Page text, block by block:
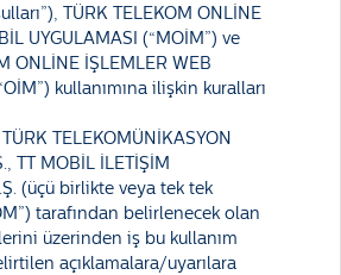
TÜRK TELEKOM ONLİNE
UYGULAMASI (“MOİM”) ve
ONLİNE İŞLEMLER WEB
kullanımına ilişkin kuralları
TELEKOMÜNİKASYON
TT MOBİL İLETİŞİM
(üçü birlikte veya tek tek
tarafından belirlenecek olan
üzerinden iş bu kullanım
açıklamalara/uyarılara